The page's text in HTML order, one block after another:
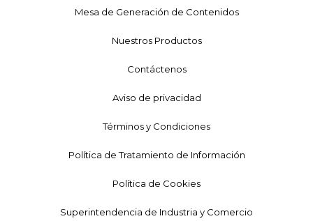
Mesa de Generación de Contenidos
Nuestros Productos
Contáctenos
Aviso de privacidad
Términos y Condiciones
Política de Tratamiento de Información
Política de Cookies
Superintendencia de Industria y Comercio